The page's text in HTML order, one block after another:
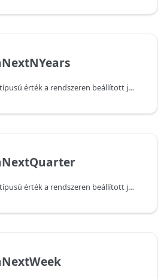
Jelzi, hogy ez a date típusú érték a rendszeren beállított jelenlegi dátum és idő alapján a következő, adott számú évben következik-e be. Vegye figyelembe, hogy a függvény false (hamis) értéket ad vissza, ha az átadott érték az aktuális évben következik be.
Jelzi, hogy ez a date típusú érték a rendszeren beállított jelenlegi dátum és idő alapján a következő negyedévben következik-e be. Vegye figyelembe, hogy a függvény false (hamis) értéket ad vissza, ha az átadott érték az aktuális negyedévben következik be.